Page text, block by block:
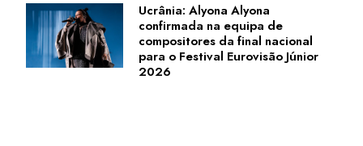
Ucrânia: Alyona Alyona
confirmada na equipa de
compositores da final nacional
para o Festival Eurovisão Júnior
2026